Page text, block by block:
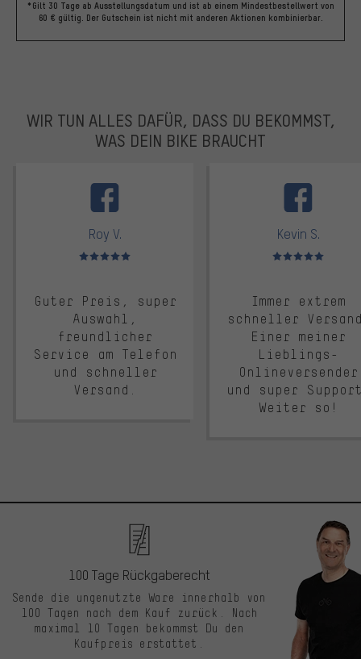
*Gilt 30 Tage ab Ausstellungsdatum und ist ab einem Mindestbestellwert von
60 € gültig. Der Gutschein ist nicht mit anderen Aktionen kombinierbar.
WIR TUN ALLES DAFÜR, DASS DU BEKOMMST,
WAS DEIN BIKE BRAUCHT
Roy V.
Bewertungen: 5 von 5
Guter Preis, super
Auswahl,
freundlicher
Service am Telefon
und schneller
Versand.
Kevin S.
Bewertungen: 5 von 5
Immer extrem
schneller
Einer meiner
Lieblings-
Onlineversender
und super
Weiter so!
100 Tage Rückgaberecht
Sende die ungenutzte Ware innerhalb von
100 Tagen nach dem Kauf zurück. Nach
maximal 10 Tagen bekommst Du den
Kaufpreis erstattet.